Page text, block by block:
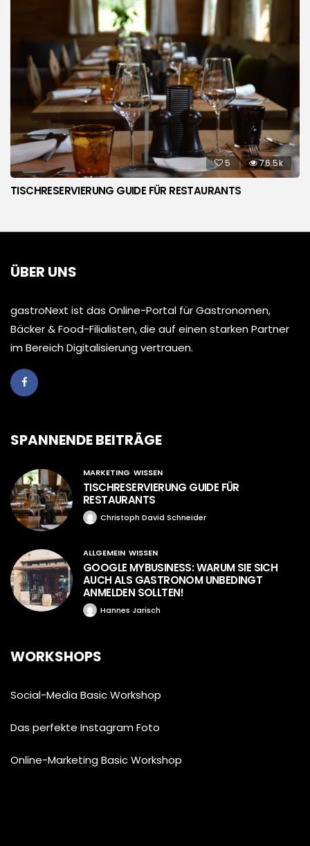
5 76.5k
TISCHRESERVIERUNG GUIDE FÜR RESTAURANTS
ÜBER UNS
gastroNext ist das Online-Portal für Gastronomen,
Bäcker & Food-Filialisten, die auf einen starken Partner
im Bereich Digitalisierung vertrauen.
SPANNENDE BEITRÄGE
MARKETING WISSEN
TISCHRESERVIERUNG GUIDE FÜR
RESTAURANTS
Christoph David Schneider
ALLGEMEIN WISSEN
GOOGLE MYBUSINESS: WARUM SIE SICH
AUCH ALS GASTRONOM UNBEDINGT
ANMELDEN SOLLTEN!
Hannes Jarisch
WORKSHOPS
Social-Media Basic Workshop
Das perfekte Instagram Foto
Online-Marketing Basic Workshop